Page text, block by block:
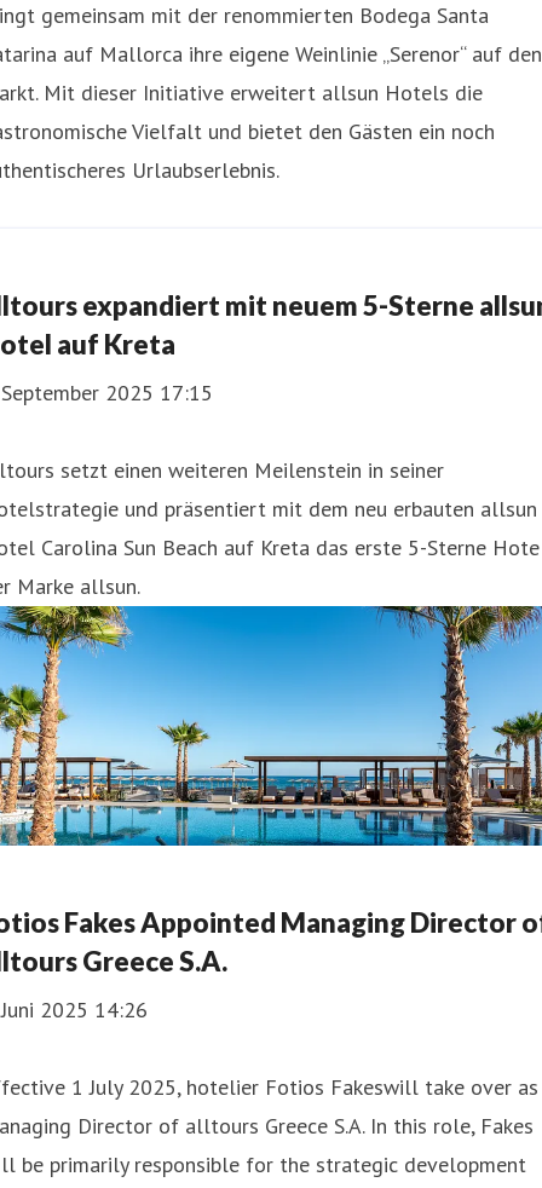
gemeinsam mit der renommierten Bodega Santa
auf Mallorca ihre eigene Weinlinie „Serenor“ auf den
Mit dieser Initiative erweitert allsun Hotels die
Vielfalt und bietet den Gästen ein noch
Urlaubserlebnis.
expandiert mit neuem 5-Sterne
auf Kreta
2025 17:15
setzt einen weiteren Meilenstein in seiner
und präsentiert mit dem neu erbauten allsun
Carolina Sun Beach auf Kreta das erste 5-Sterne
Marke allsun.
Fakes Appointed Managing Director
Greece S.A.
2025 14:26
1 July 2025, hotelier Fotios Fakeswill take over as
Director of alltours Greece S.A. In this role, Fakes
be primarily responsible for the strategic development